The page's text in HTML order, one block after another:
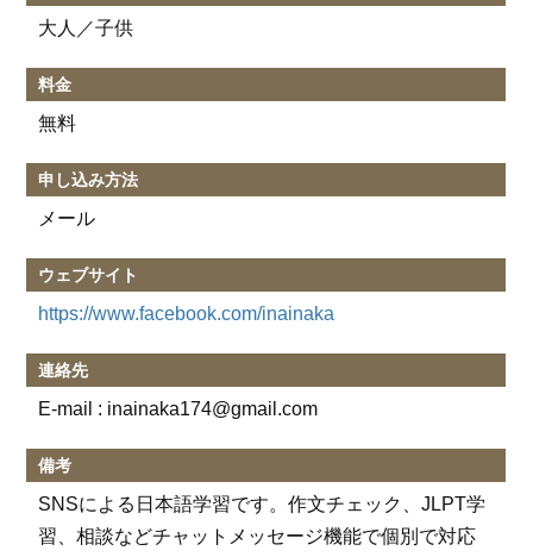
大人／子供
料金
無料
申し込み方法
メール
ウェブサイト
https://www.facebook.com/inainaka
連絡先
E-mail : inainaka174@gmail.com
備考
SNSによる日本語学習です。作文チェック、JLPT学
習、相談などチャットメッセージ機能で個別で対応